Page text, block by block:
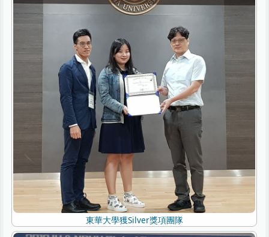
東華大學獲Silver獎項團隊